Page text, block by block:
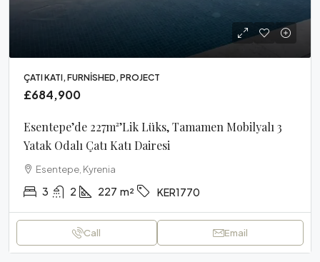
ÇATI KATI, FURNISHED, PROJECT
£684,900
Esentepe’de 227m²’lik Lüks, Tamamen Mobilyalı 3
Yatak Odalı Çatı Katı Dairesi
Esentepe, Kyrenia
3 2 227 m² KER1770
Call Email